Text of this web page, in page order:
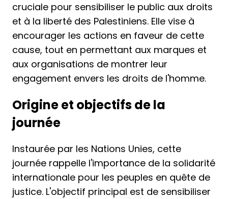
cruciale pour sensibiliser le public aux droits
et à la liberté des Palestiniens. Elle vise à
encourager les actions en faveur de cette
cause, tout en permettant aux marques et
aux organisations de montrer leur
engagement envers les droits de l'homme.
Origine et objectifs de la
journée
Instaurée par les Nations Unies, cette
journée rappelle l'importance de la solidarité
internationale pour les peuples en quête de
justice. L'objectif principal est de sensibiliser